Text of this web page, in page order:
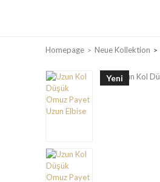
Homepage Neue Kollektion
Yeni